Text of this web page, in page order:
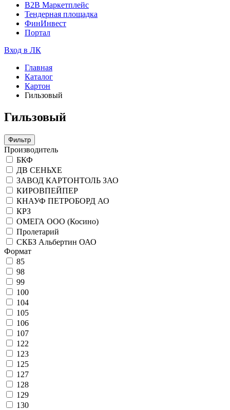
B2B Маркетплейс
Тендерная площадка
ФинИнвест
Портал
Вход в ЛК
Главная
Каталог
Картон
Гильзовый
Гильзовый
Фильтр
Производитель
БКФ
ДВ СЕНЬХЕ
ЗАВОД КАРТОНТОЛЬ ЗАО
КИРОВПЕЙПЕР
КНАУФ ПЕТРОБОРД АО
КРЗ
ОМЕГА ООО (Косино)
Пролетарий
СКБЗ Альбертин ОАО
Формат
85
98
99
100
104
105
106
107
122
123
125
127
128
129
130